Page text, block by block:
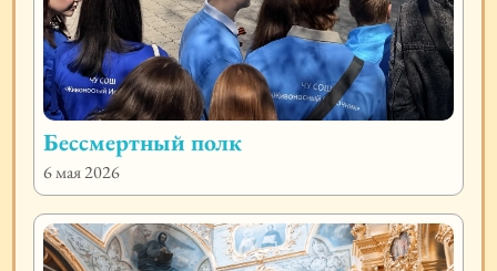
Бессмертный полк
6 мая 2026